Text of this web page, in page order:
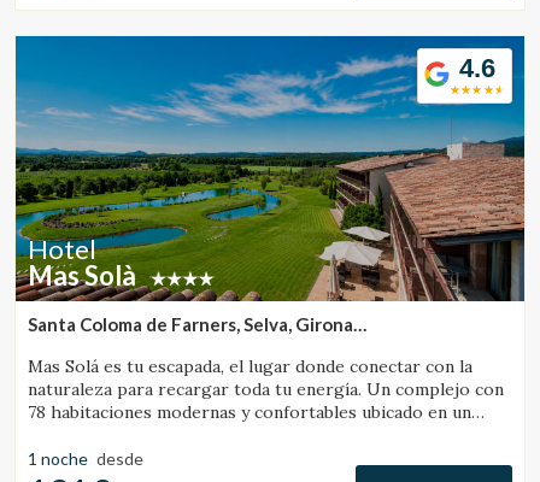
4.6
Hotel
Mas Solà
Santa Coloma de Farners, Selva, Girona
Mas Solá es tu escapada, el lugar donde conectar con la
naturaleza para recargar toda tu energía. Un complejo con
78 habitaciones modernas y confortables ubicado en un
1 noche desde